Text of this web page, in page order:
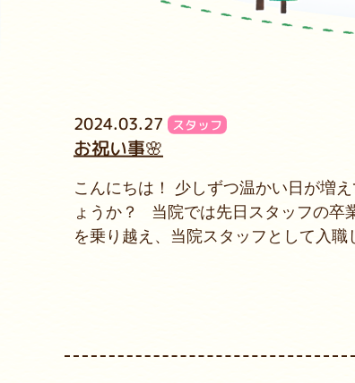
2024.03.27 スタッフ
お祝い事🌸
こんにちは！ 少しずつ温かい日が増
ょうか？ 当院では先日スタッフの卒
を乗り越え、当院スタッフとして入